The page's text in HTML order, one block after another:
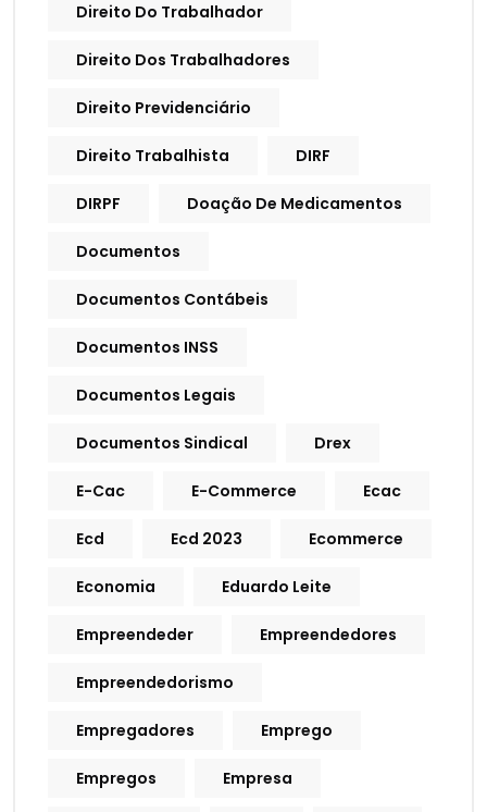
Direito Do Trabalhador
Direito Dos Trabalhadores
Direito Previdenciário
Direito Trabalhista DIRF
DIRPF Doação De Medicamentos
Documentos
Documentos Contábeis
Documentos INSS
Documentos Legais
Documentos Sindical Drex
E-Cac E-Commerce Ecac
Ecd Ecd 2023 Ecommerce
Economia Eduardo Leite
Empreendeder Empreendedores
Empreendedorismo
Empregadores Emprego
Empregos Empresa